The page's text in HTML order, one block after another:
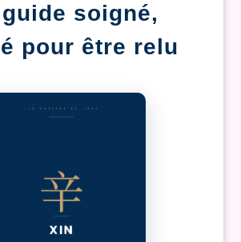
soigné,
pour être relu